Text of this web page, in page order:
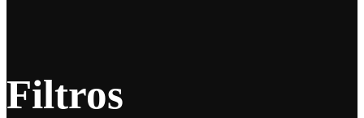
Filtros